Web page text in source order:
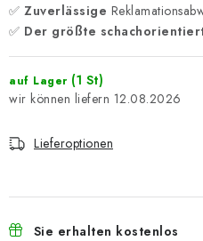
✅ Zuverlässige
✅ Der größte
auf Lager (1 St)
12.08.2026
Lieferoptionen
Sie erhalten kostenlos